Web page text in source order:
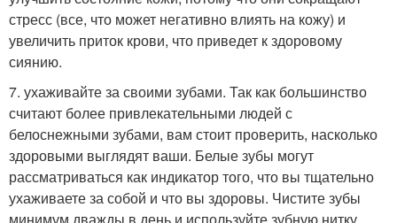
стресс (все, что может негативно влиять на кожу) и
увеличить приток крови, что приведет к здоровому
сиянию.
7. ухаживайте за своими зубами. Так как большинство
считают более привлекательными людей с
белоснежными зубами, вам стоит проверить, насколько
здоровыми выглядят ваши. Белые зубы могут
рассматриваться как индикатор того, что вы тщательно
ухаживаете за собой и что вы здоровы. Чистите зубы